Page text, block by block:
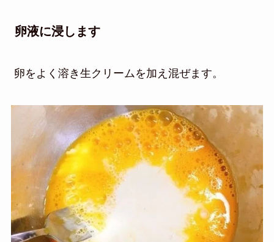
卵液に浸します
卵をよく溶き生クリームを加え混ぜます。